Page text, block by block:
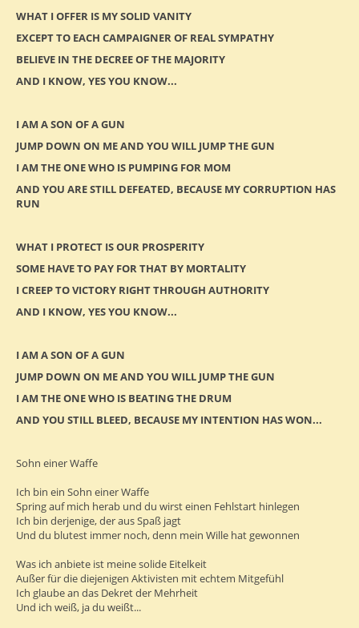
WHAT I OFFER IS MY SOLID VANITY
EXCEPT TO EACH CAMPAIGNER OF REAL SYMPATHY
BELIEVE IN THE DECREE OF THE MAJORITY
AND I KNOW, YES YOU KNOW...
I AM A SON OF A GUN
JUMP DOWN ON ME AND YOU WILL JUMP THE GUN
I AM THE ONE WHO IS PUMPING FOR MOM
AND YOU ARE STILL DEFEATED, BECAUSE MY CORRUPTION HAS
RUN
WHAT I PROTECT IS OUR PROSPERITY
SOME HAVE TO PAY FOR THAT BY MORTALITY
I CREEP TO VICTORY RIGHT THROUGH AUTHORITY
AND I KNOW, YES YOU KNOW...
I AM A SON OF A GUN
JUMP DOWN ON ME AND YOU WILL JUMP THE GUN
I AM THE ONE WHO IS BEATING THE DRUM
AND YOU STILL BLEED, BECAUSE MY INTENTION HAS WON...
Sohn einer Waffe
Ich bin ein Sohn einer Waffe
Spring auf mich herab und du wirst einen Fehlstart hinlegen
Ich bin derjenige, der aus Spaß jagt
Und du blutest immer noch, denn mein Wille hat gewonnen
Was ich anbiete ist meine solide Eitelkeit
Außer für die diejenigen Aktivisten mit echtem Mitgefühl
Ich glaube an das Dekret der Mehrheit
Und ich weiß, ja du weißt...